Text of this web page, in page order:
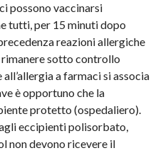
possono vaccinarsi
tutti, per 15 minuti dopo
reazioni allergiche
sotto controllo
a farmaci si associa
è opportuno che la
protetto (ospedaliero).
eccipienti polisorbato,
non devono ricevere il